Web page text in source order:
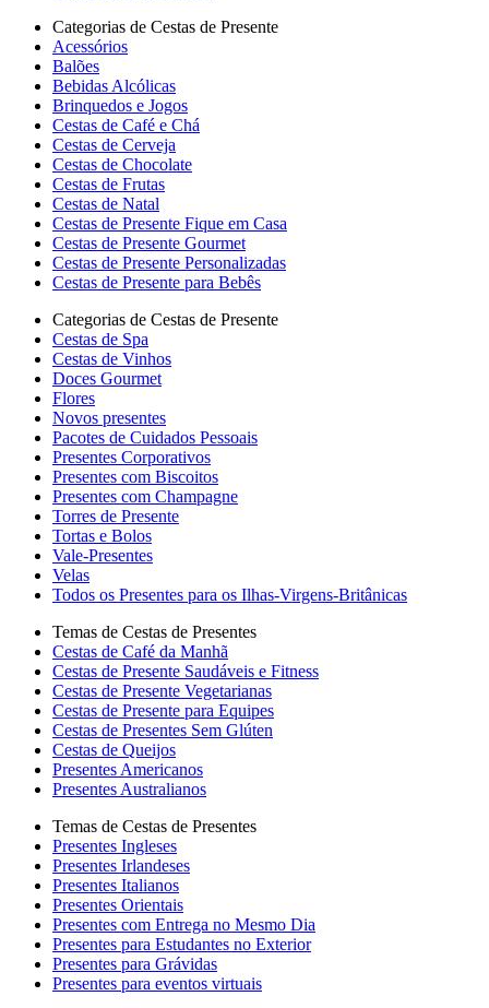
Categorias de Cestas de Presente
Acessórios
Balões
Bebidas Alcólicas
Brinquedos e Jogos
Cestas de Café e Chá
Cestas de Cerveja
Cestas de Chocolate
Cestas de Frutas
Cestas de Natal
Cestas de Presente Fique em Casa
Cestas de Presente Gourmet
Cestas de Presente Personalizadas
Cestas de Presente para Bebês
Categorias de Cestas de Presente
Cestas de Spa
Cestas de Vinhos
Doces Gourmet
Flores
Novos presentes
Pacotes de Cuidados Pessoais
Presentes Corporativos
Presentes com Biscoitos
Presentes com Champagne
Torres de Presente
Tortas e Bolos
Vale-Presentes
Velas
Todos os Presentes para os Ilhas-Virgens-Britânicas
Temas de Cestas de Presentes
Cestas de Café da Manhã
Cestas de Presente Saudáveis e Fitness
Cestas de Presente Vegetarianas
Cestas de Presente para Equipes
Cestas de Presentes Sem Glúten
Cestas de Queijos
Presentes Americanos
Presentes Australianos
Temas de Cestas de Presentes
Presentes Ingleses
Presentes Irlandeses
Presentes Italianos
Presentes Orientais
Presentes com Entrega no Mesmo Dia
Presentes para Estudantes no Exterior
Presentes para Grávidas
Presentes para eventos virtuais